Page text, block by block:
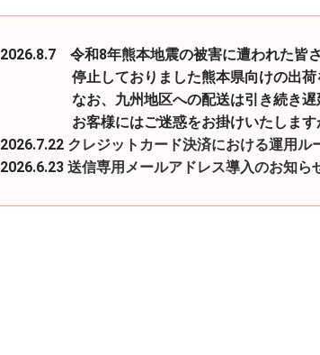
2026.8.7 令和8年熊本地震の被害に遭われた皆
停止しておりました熊本県向けの出荷を8
なお、九州地区への配送は引き続き遅延
お客様にはご迷惑をお掛けいたしますが、
2026.7.22 クレジットカード決済における運用ル
2026.6.23送信専用メールアドレス導入のお知ら